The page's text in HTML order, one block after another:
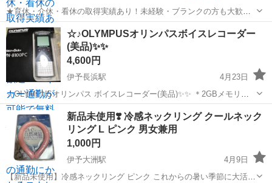
★育休・介休・看休の取得実績あり！未経験・ブランクの方も大歓
迎！マイカー通勤が可能で無料駐車場を完備しているので、毎日の通
勤にかかるストレスが軽減され、通勤が苦になりません★ 時給：
1,100円~1,300円 アクセス...
愛媛 大洲市
☆♪OLYMPUSオリンパスボイスレコーダー
(美品)✨✨
4,600円
伊予長浜駅
4月23日
☆OLYMPUSオリンパス ボイスレコーダー(美品)✨✨ ＊2GBメモリ内
蔵(最大843時間録音可能✨ (取扱説明書有り)◎ ＊単4電池 ＊USBケー
ブル~PCにデータ転送可能及び給電(電池を消耗せずにPCから電源を取
れま...
愛媛 大洲市 伊予長浜駅 その他 ボイスレコーダー
新品未使用❣️ 冷感ネックリング クールネック
リング L ピンク 男女兼用
1,000円
伊予大洲駅
4月9日
【新品未使用】冷感ネックリング ピンク これからの暑い季節に大活躍